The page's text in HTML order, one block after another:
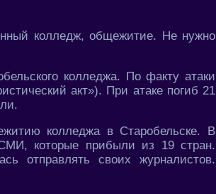
колледж, общежитие. Не нужно
колледжа. По факту атаки
акт»). При атаке погиб 21
колледжа в Старобельске. В
которые прибыли из 19 стран.
отправлять своих журналистов.